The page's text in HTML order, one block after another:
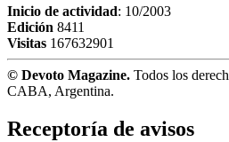
Inicio de actividad: 10/2003
Edición 8411
Visitas 167632901
© Devoto Magazine. Todos los
CABA, Argentina.
Receptoría de avisos